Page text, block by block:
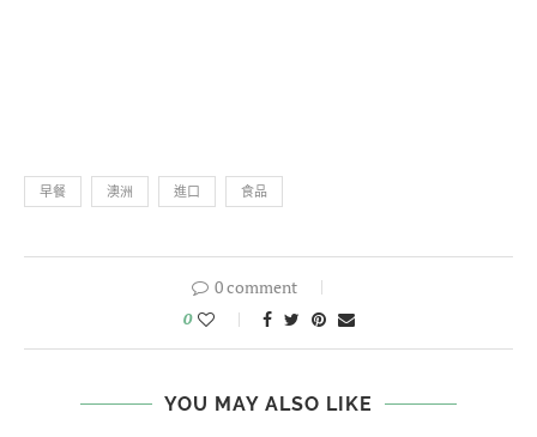
早餐 澳洲 進口 食品
0 comment
0
YOU MAY ALSO LIKE